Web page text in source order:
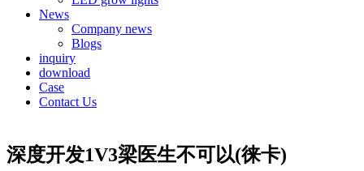
News
Company news
Blogs
inquiry
download
Case
Contact Us
深度开发1V3梁医生不可以(徕卡)